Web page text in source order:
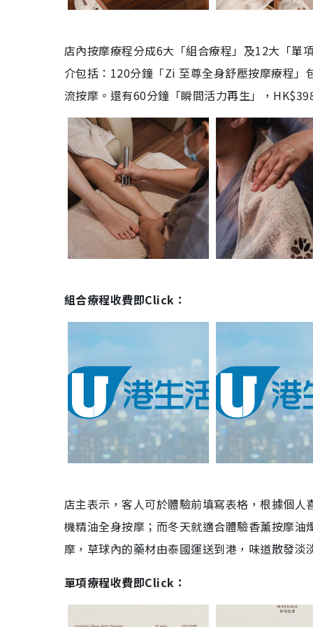
店內按摩療程分成6大「組合療程」及12大「單
介包括：120分鐘「Zi 至尊全身舒壓按摩療程
流按摩。還有60分鐘「瞬間活力再生」，
組合療程收費即Click：
店主表示，客人可於體驗前填寫表格，根據個
機精油全身按摩；而冬天就適合體驗香薰按摩
摩，草球內的藥材由泰國運送到港，味道散發
單項療程收費即Click：